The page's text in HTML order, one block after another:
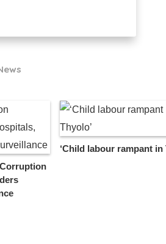
‘Child labour rampant in